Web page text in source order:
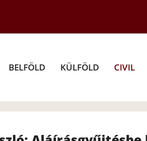
BELFÖLD KÜLFÖLD CIVIL